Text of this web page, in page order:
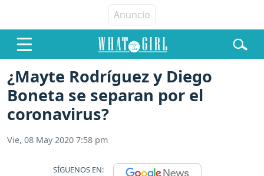
¿Mayte Rodríguez y Diego
Boneta se separan por el
coronavirus?
Vie, 08 May 2020 7:58 pm
SÍGUENOS EN: